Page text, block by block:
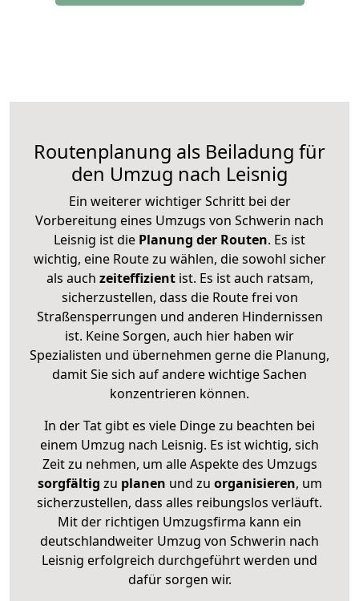
Routenplanung als Beiladung für
den Umzug nach Leisnig
Ein weiterer wichtiger Schritt bei der
Vorbereitung eines Umzugs von Schwerin nach
Leisnig ist die Planung der Routen. Es ist
wichtig, eine Route zu wählen, die sowohl sicher
als auch zeiteffizientist. Es ist auch ratsam,
sicherzustellen, dass die Route frei von
Straßensperrungen und anderen Hindernissen
ist. Keine Sorgen, auch hier haben wir
Spezialisten und übernehmen gerne die Planung,
damit Sie sich auf andere wichtige Sachen
konzentrieren können.
In der Tat gibt es viele Dinge zu beachten bei
einem Umzug nach Leisnig. Es ist wichtig, sich
Zeit zu nehmen, um alle Aspekte des Umzugs
sorgfältig zu planen und zu organisieren, um
sicherzustellen, dass alles reibungslos verläuft.
Mit der richtigen Umzugsfirma kann ein
deutschlandweiter Umzug von Schwerin nach
Leisnig erfolgreich durchgeführt werden und
dafür sorgen wir.